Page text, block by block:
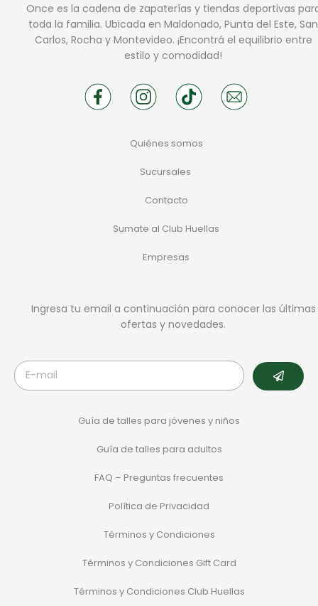
Once es la cadena de zapaterías y tiendas deportivas
toda la familia. Ubicada en Maldonado, Punta del Este, San
Carlos, Rocha y Montevideo. ¡Encontrá el equilibrio entre
estilo y comodidad!
Quiénes somos
Sucursales
Contacto
Sumate al Club Huellas
Empresas
Ingresa tu email a continuación para conocer las últimas
ofertas y novedades.
Guía de talles para jóvenes y niños
Guía de talles para adultos
FAQ – Preguntas frecuentes
Política de Privacidad
Términos y Condiciones
Términos y Condiciones Gift Card
Términos y Condiciones Club Huellas